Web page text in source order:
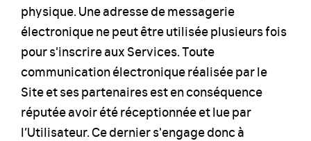
physique. Une adresse de messagerie
électronique ne peut être utilisée plusieurs fois
pour s'inscrire aux Services. Toute
communication électronique réalisée par le
Site et ses partenaires est en conséquence
réputée avoir été réceptionnée et lue par
l’Utilisateur. Ce dernier s'engage donc à